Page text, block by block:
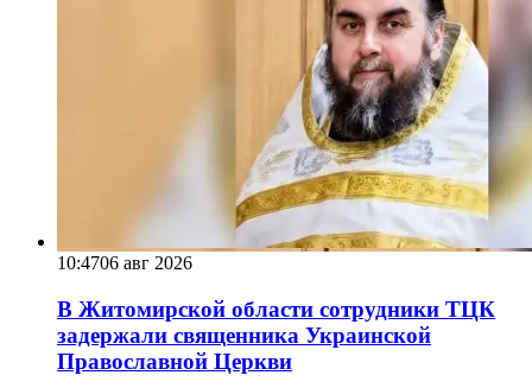
10:4706 авг 2026
В Житомирской области сотрудники ТЦК
задержали священника Украинской
Православной Церкви